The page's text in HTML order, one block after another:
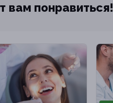
вам понравиться!